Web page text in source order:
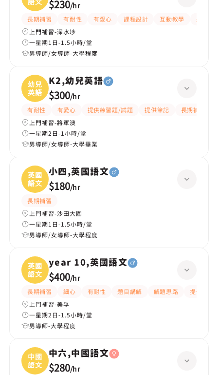
$230/hr
長期補習 有耐性 有愛心 課程設計 互動教學
題目講
上門補習-深水埗
一星期1日-1.5小時/堂
男導師/女導師-大學程度
幼兒
英語
K2,幼兒英語
$300/hr
有耐性 有愛心 提供練習題/試題 提供筆記
長期補習
上門補習-將軍澳
一星期2日-1小時/堂
男導師/女導師-大學畢業
英國
語文
小四,英國語文
$180/hr
長期補習
上門補習-沙田大圍
一星期1日-1.5小時/堂
男導師/女導師-大學程度
英國
語文
year 10,英國語文
$400/hr
長期補習 細心 有耐性 題目講解 解題思路
提供練習
上門補習-美孚
一星期2日-1.5小時/堂
男導師-大學程度
中國
語文
中六,中國語文
$280/hr